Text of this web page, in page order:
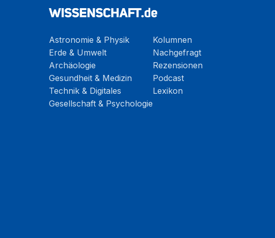
Astronomie & Physik
Erde & Umwelt
Archäologie
Gesundheit & Medizin
Technik & Digitales
Gesellschaft & Psychologie
Kolumnen
Nachgefragt
Rezensionen
Podcast
Lexikon